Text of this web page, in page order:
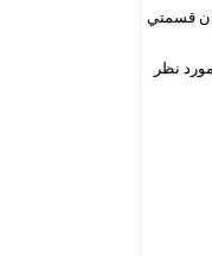
قسمتي
هاي مورد نظر